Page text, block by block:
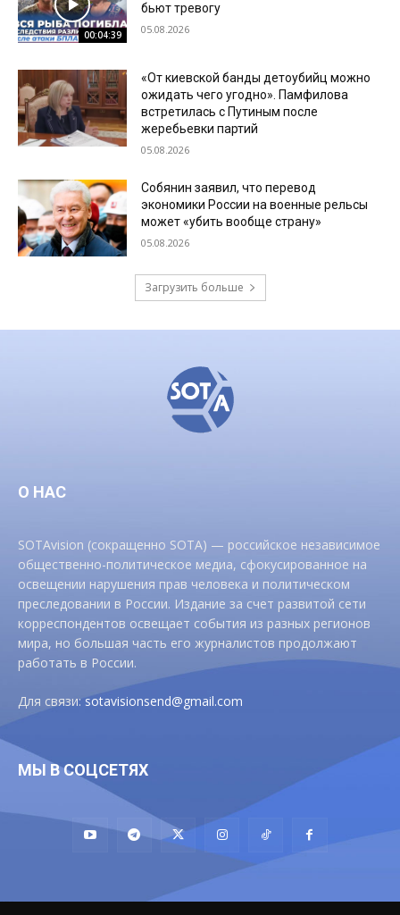
00:04:39
бьют тревогу
05.08.2026
«От киевской банды детоубийц можно
ожидать чего угодно». Памфилова
встретилась с Путиным после
жеребьевки партий
05.08.2026
Собянин заявил, что перевод
экономики России на военные рельсы
может «убить вообще страну»
05.08.2026
Загрузить больше
О НАС
SOTAvision (сокращенно SOTA) — российское независимое
общественно-политическое медиа, сфокусированное на
освещении нарушения прав человека и политическом
преследовании в России. Издание за счет развитой сети
корреспондентов освещает события из разных регионов
мира, но большая часть его журналистов продолжают
работать в России.
Для связи:sotavisionsend@gmail.com
МЫ В СОЦСЕТЯХ